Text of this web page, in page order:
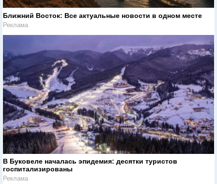
Ближний Восток: Все актуальные новости в одном месте
Реклама
В Буковеле началась эпидемия: десятки туристов
госпитализированы
Реклама